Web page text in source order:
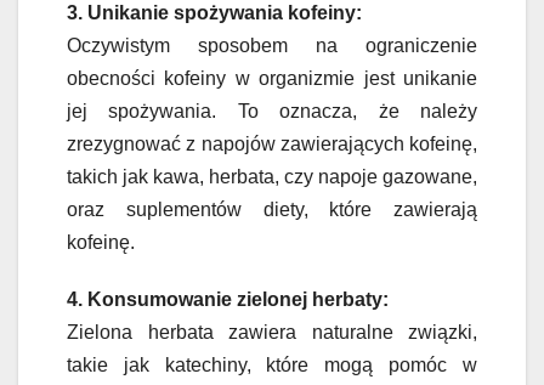
3. Unikanie spożywania kofeiny:
Oczywistym sposobem na ograniczenie
obecności kofeiny w organizmie jest unikanie
jej spożywania. To oznacza, że należy
zrezygnować z napojów zawierających kofeinę,
takich jak kawa, herbata, czy napoje gazowane,
oraz suplementów diety, które zawierają
kofeinę.
4. Konsumowanie zielonej herbaty:
Zielona herbata zawiera naturalne związki,
takie jak katechiny, które mogą pomóc w